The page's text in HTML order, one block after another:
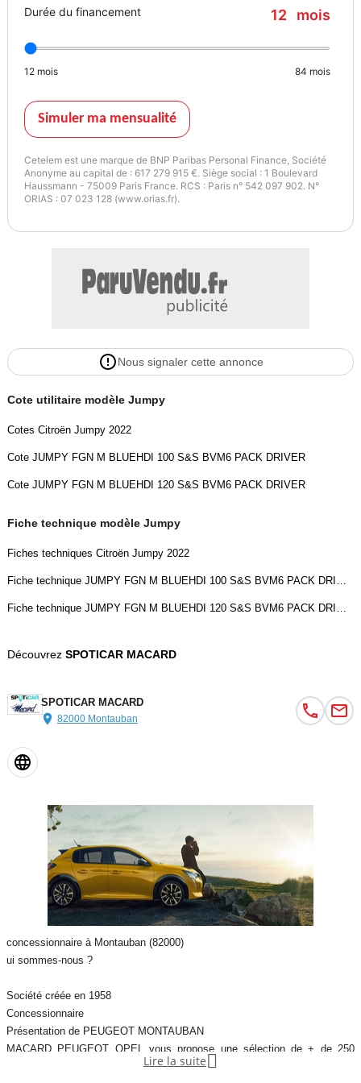
Durée du financement 12 mois
12 mois 84 mois
Simuler ma mensualité
Cetelem est une marque de BNP Paribas Personal Finance, Société
Anonyme au capital de : 617 279 915 €. Siège social : 1 Boulevard
Haussmann - 75009 Paris France. RCS : Paris n° 542 097 902. N°
ORIAS : 07 023 128 (www.orias.fr).
Nous signaler cette annonce
Cote utilitaire modèle Jumpy
Cotes Citroën Jumpy 2022
Cote JUMPY FGN M BLUEHDI 100 S&S BVM6 PACK DRIVER
Cote JUMPY FGN M BLUEHDI 120 S&S BVM6 PACK DRIVER
Fiche technique modèle Jumpy
Fiches techniques Citroën Jumpy 2022
Fiche technique JUMPY FGN M BLUEHDI 100 S&S BVM6 PACK DRIVER
Fiche technique JUMPY FGN M BLUEHDI 120 S&S BVM6 PACK DRIVER
Découvrez SPOTICAR MACARD
SPOTICAR MACARD
82000 Montauban
concessionnaire à Montauban (82000)
ui sommes-nous ?
Société créée en 1958
Concessionnaire
Présentation de PEUGEOT MONTAUBAN
MACARD PEUGEOT OPEL vous propose une sélection de + de 250
véhicules d’occasion de marques Peugeot et autres marques.
Lire la suite 